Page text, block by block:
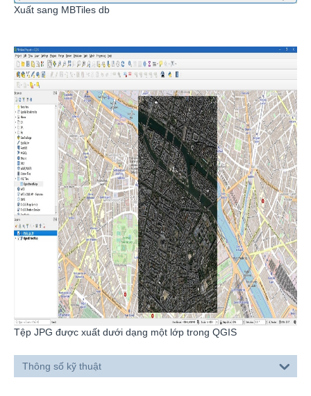
Xuất sang MBTiles db
Tệp JPG được xuất dưới dạng một lớp trong QGIS
Thông số kỹ thuật